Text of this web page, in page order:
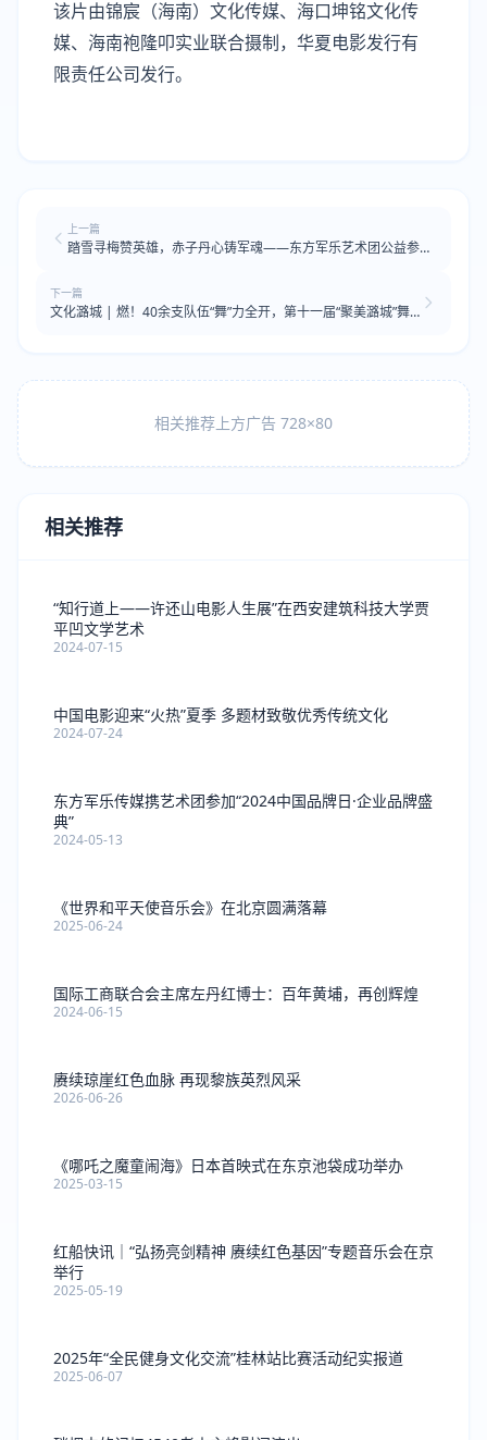
该片由锦宸（海南）文化传媒、海口坤铭文化传
媒、海南袍隆叩实业联合摄制，华夏电影发行有
限责任公司发行。
上一篇
踏雪寻梅赞英雄，赤子丹心铸军魂——东方军乐艺术团公益参演
下一篇
文化潞城 | 燃！40余支队伍“舞”力全开，第十一届“聚美潞城”舞
相关推荐上方广告 728×80
相关推荐
“知行道上——许还山电影人生展”在西安建筑科技大学贾
平凹文学艺术
2024-07-15
中国电影迎来“火热”夏季 多题材致敬优秀传统文化
2024-07-24
东方军乐传媒携艺术团参加“2024中国品牌日·企业品牌盛
典”
2024-05-13
《世界和平天使音乐会》在北京圆满落幕
2025-06-24
国际工商联合会主席左丹红博士：百年黄埔，再创辉煌
2024-06-15
赓续琼崖红色血脉 再现黎族英烈风采
2026-06-26
《哪吒之魔童闹海》日本首映式在东京池袋成功举办
2025-03-15
红船快讯｜“弘扬亮剑精神 赓续红色基因”专题音乐会在京
举行
2025-05-19
2025年“全民健身文化交流”桂林站比赛活动纪实报道
2025-06-07